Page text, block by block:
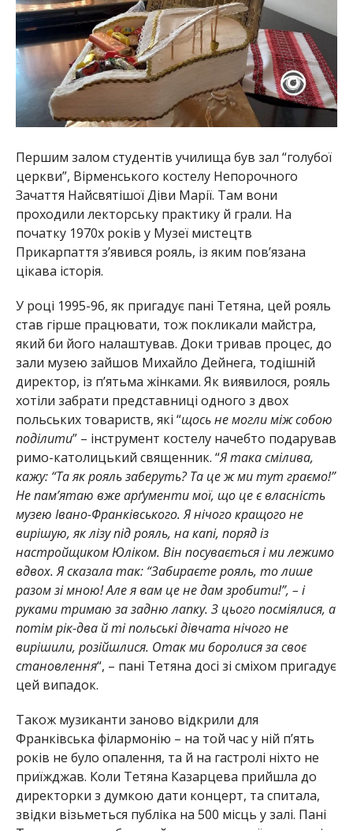
Першим залом студентів училища був зал “голубої
церкви”, Вірменського костелу Непорочного
Зачаття Найсвятішої Діви Марії. Там вони
проходили лекторську практику й грали. На
початку 1970х років у Музеї мистецтв
Прикарпаття з’явився рояль, із яким пов’язана
цікава історія.
У році 1995-96, як пригадує пані Тетяна, цей рояль
став гірше працювати, тож покликали майстра,
який би його налаштував. Доки тривав процес, до
зали музею зайшов Михайло Дейнега, тодішній
директор, із п’ятьма жінками. Як виявилося, рояль
хотіли забрати представниці одного з двох
польських товариств, які “щось не могли між собою
поділити” – інструмент костелу начебто подарував
римо-католицький священник. “Я така смілива,
кажу: “Та як рояль заберуть? Та це ж ми тут граємо!”
Не пам’ятаю вже арґументи мої, що це є власність
музею Івано-Франківського. Я нічого кращого не
вирішую, як лізу під рояль, на капі, поряд із
настройщиком Юліком. Він посувається і ми лежимо
вдвох. Я сказала так: “Забираєте рояль, то лише
разом зі мною! Але я вам це не дам зробити!”, – і
руками тримаю за задню лапку. З цього посміялися, а
потім рік-два й ті польські дівчата нічого не
вирішили, розійшлися. Отак ми боролися за своє
становлення“, – пані Тетяна досі зі сміхом пригадує
цей випадок.
Також музиканти заново відкрили для
Франківська філармонію – на той час у ній п’ять
років не було опалення, та й на гастролі ніхто не
приїжджав. Коли Тетяна Казарцева прийшла до
директорки з думкою дати концерт, та спитала,
звідки візьметься публіка на 500 місць у залі. Пані